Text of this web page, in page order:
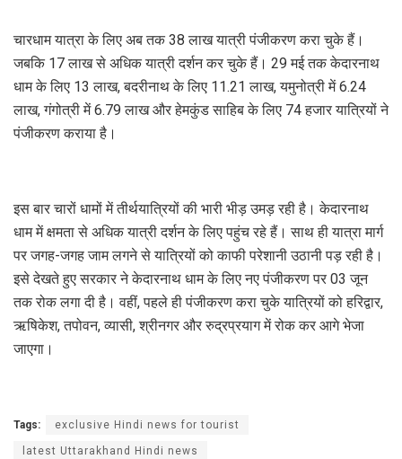
चारधाम यात्रा के लिए अब तक 38 लाख यात्री पंजीकरण करा चुके हैं।
जबकि 17 लाख से अधिक यात्री दर्शन कर चुके हैं। 29 मई तक केदारनाथ
धाम के लिए 13 लाख, बदरीनाथ के लिए 11.21 लाख, यमुनोत्री में 6.24
लाख, गंगोत्री में 6.79 लाख और हेमकुंड साहिब के लिए 74 हजार यात्रियों ने
पंजीकरण कराया है।
इस बार चारों धामों में तीर्थयात्रियों की भारी भीड़ उमड़ रही है। केदारनाथ
धाम में क्षमता से अधिक यात्री दर्शन के लिए पहुंच रहे हैं। साथ ही यात्रा मार्ग
पर जगह-जगह जाम लगने से यात्रियों को काफी परेशानी उठानी पड़ रही है।
इसे देखते हुए सरकार ने केदारनाथ धाम के लिए नए पंजीकरण पर 03 जून
तक रोक लगा दी है। वहीं, पहले ही पंजीकरण करा चुके यात्रियों को हरिद्वार,
ऋषिकेश, तपोवन, व्यासी, श्रीनगर और रुद्रप्रयाग में रोक कर आगे भेजा
जाएगा।
Tags: exclusive Hindi news for tourist
latest Uttarakhand Hindi news